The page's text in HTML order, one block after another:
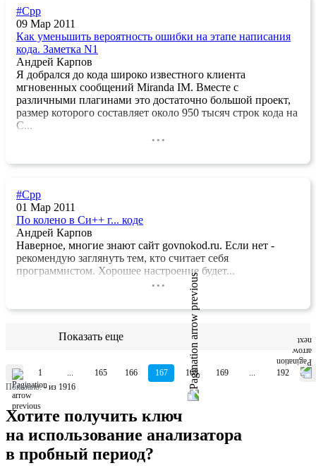
#Cpp
09 Мар 2011
Как уменьшить вероятность ошибки на этапе написания
кода. Заметка N1
Андрей Карпов
Я добрался до кода широко известного клиента
мгновенных сообщений Miranda IM. Вместе с
различными плагинами это достаточно большой проект,
размер которого составляет около 950 тысяч строк кода на
C...
...
#Cpp
01 Мар 2011
По колено в Си++ г... коде
Андрей Карпов
Наверное, многие знают сайт govnokod.ru. Если нет -
рекомендую заглянуть тем, кто считает себя
программистом. Хорошее настроение будет...
...
Показать еще
1 ... 165 166 167 168 169 ...
192
Показано: -из 1916
Хотите получить ключ
на использование анализатора
в пробный период?